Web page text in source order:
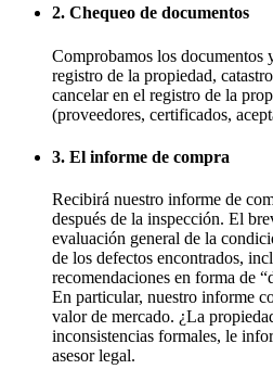
2. Chequeo de documentos
Comprobamos los documentos
registro de la propiedad,
cancelar en el registro de la
(proveedores, certificados,
3. El informe de compra
Recibirá nuestro informe de
después de la inspección. El
evaluación general de la
de los defectos encontrados,
recomendaciones en forma de
En particular, nuestro informe
valor de mercado. ¿La
inconsistencias formales, le
asesor legal.